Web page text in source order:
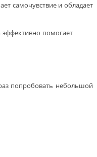
самочувствие и обладает
помогает
попробовать небольшой